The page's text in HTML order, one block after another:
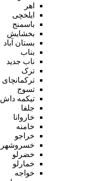
اهر
ایلخچی
باسمنج
بخشایش
بستان آباد
بناب
ناب جدید
ترک
ترکمانچای
تسوج
تیکمه داش
جلفا
خاروانا
خامنه
خراجو
خسروشهر
خضرلو
خمارلو
خواجه